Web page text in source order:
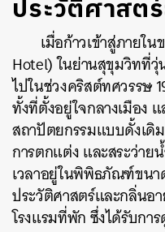
ประวัติศาสต
เมื่อก้าวเข้าสู่ภายใ
Hotel) ในย่านสุขุมวิทที่วุ่
ไปในช่วงคริสต์ทศวรรษ
ทั้งที่ตั้งอยู่ใจกลางเมือง
สถาปัตยกรรมแบบดั้งเดิ
การตกแต่ง และสระว่าย
เวลาอยู่ในพิพิธภัณฑ์ขนา
ประวัติศาสตร์และกลิ่นอ
โรงแรมที่พัก ซึ่งได้รับกา